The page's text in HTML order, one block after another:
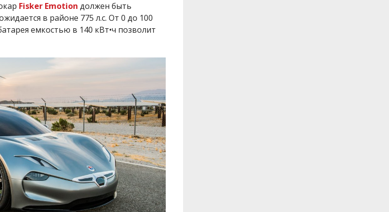
Fisker Emotion должен быть
в районе 775 л.с. От 0 до 100
емкостью в 140 кВт•ч позволит